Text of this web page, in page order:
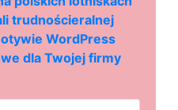
trudnościeralnej
WordPress
dla Twojej firmy